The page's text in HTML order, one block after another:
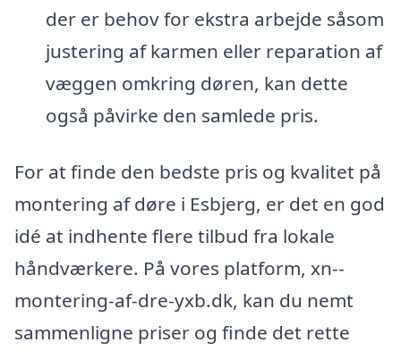
der er behov for ekstra arbejde såsom
justering af karmen eller reparation af
væggen omkring døren, kan dette
også påvirke den samlede pris.
For at finde den bedste pris og kvalitet på
montering af døre i Esbjerg, er det en god
idé at indhente flere tilbud fra lokale
håndværkere. På vores platform, xn--
montering-af-dre-yxb.dk, kan du nemt
sammenligne priser og finde det rette